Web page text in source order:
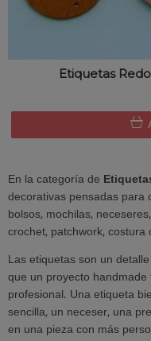
Etiquetas
En la categoría de
decorativas pensadas para
bolsos, mochilas,
crochet, patchwork,
Las etiquetas son un
que un proyecto
profesional. Una etiqueta
sencilla, un neceser, una
en una pieza con más